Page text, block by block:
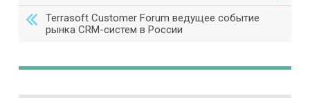
Terrasoft Customer Forum ведущее событие
рынка CRM-систем в России